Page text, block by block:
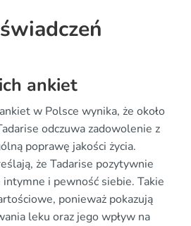
ankiet
w Polsce wynika, że około
odczuwa zadowolenie z
poprawę jakości życia.
że Tadarise pozytywnie
intymne i pewność siebie. Takie
ponieważ pokazują
leku oraz jego wpływ na